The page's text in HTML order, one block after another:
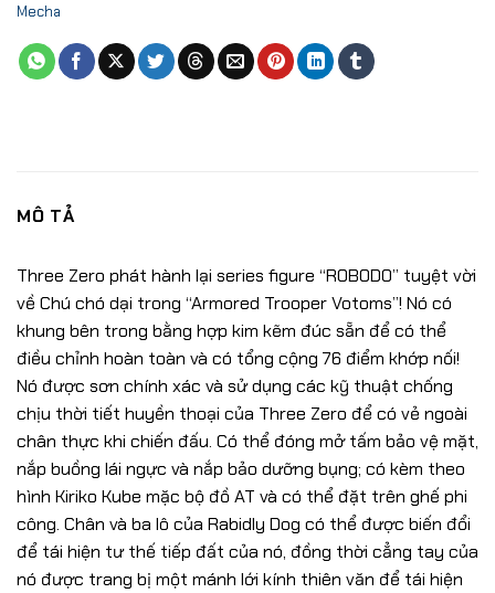
Mecha
MÔ TẢ
Three Zero phát hành lại series figure “ROBODO” tuyệt vời
về Chú chó dại trong “Armored Trooper Votoms”! Nó có
khung bên trong bằng hợp kim kẽm đúc sẵn để có thể
điều chỉnh hoàn toàn và có tổng cộng 76 điểm khớp nối!
Nó được sơn chính xác và sử dụng các kỹ thuật chống
chịu thời tiết huyền thoại của Three Zero để có vẻ ngoài
chân thực khi chiến đấu. Có thể đóng mở tấm bảo vệ mặt,
nắp buồng lái ngực và nắp bảo dưỡng bụng; có kèm theo
hình Kiriko Kube mặc bộ đồ AT và có thể đặt trên ghế phi
công. Chân và ba lô của Rabidly Dog có thể được biến đổi
để tái hiện tư thế tiếp đất của nó, đồng thời cẳng tay của
nó được trang bị một mánh lới kính thiên văn để tái hiện